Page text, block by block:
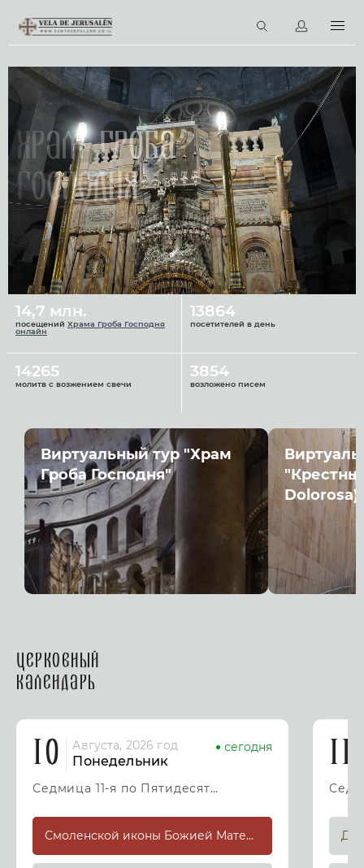
Виртуальные туры
Библиотека
Наши святыни
Новости
Церковный календарь
RU
Храм Гроба
Господня
14,7 млн.
посещений Храма Гроба Господня
онлайн
13864
посетителей в день
14265
молитв с возжением свечи
3854
возложено писем
Виртуальный тур "Храм
Гроба Господня"
Dolorosa)"
Церковный
календарь
10 Августа, 2026 год
Понедельник
сегодня
Седмица 11-я по Пятидесятнице
Смоленской иконы Божией Матери, именуемой «Одигитрия» (Путеводительница) (принесена из Царьграда в 1046 г.)
11